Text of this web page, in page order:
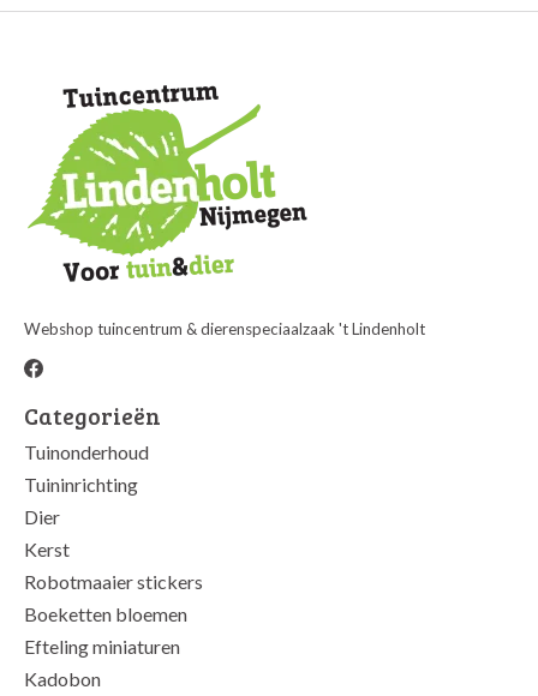
Webshop tuincentrum & dierenspeciaalzaak 't Lindenholt
Categorieën
Tuinonderhoud
Tuininrichting
Dier
Kerst
Robotmaaier stickers
Boeketten bloemen
Efteling miniaturen
Kadobon